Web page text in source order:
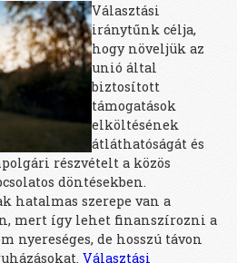
Választási
iránytűnk célja,
hogy növeljük az
unió által
biztosított
támogatások
elköltésének
átláthatóságát és
részvételt a közös
döntésekben.
hatalmas szerepe van a
, mert így lehet finanszírozni a
nyereséges, de hosszú távon
Választási